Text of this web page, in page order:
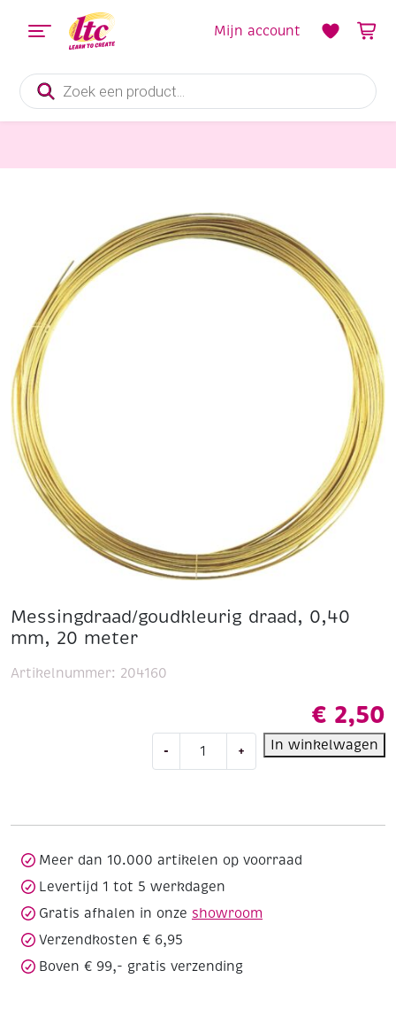
Producten
zoeken
Mijn account
Messingdraad/goudkleurig draad, 0,40
mm, 20 meter
€ 2,50
-
Messingdraad/goudkleurig
aantal
+ In winkelwagen
Artikelnummer: 204160
Meer dan 10.000 artikelen op voorraad
Levertijd 1 tot 5 werkdagen
Gratis afhalen in onze showroom
Verzendkosten € 6,95
Boven € 99,- gratis verzending